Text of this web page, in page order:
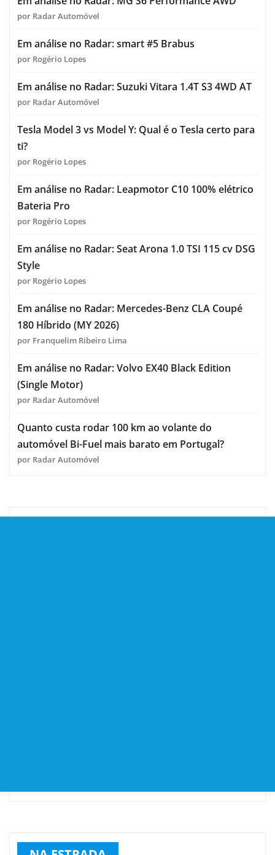
por Radar Automóvel
Em análise no Radar: smart #5 Brabus
por Rogério Lopes
Em análise no Radar: Suzuki Vitara 1.4T S3 4WD AT
por Radar Automóvel
Tesla Model 3 vs Model Y: Qual é o Tesla certo para
ti?
por Rogério Lopes
Em análise no Radar: Leapmotor C10 100% elétrico
Bateria Pro
por Rogério Lopes
Em análise no Radar: Seat Arona 1.0 TSI 115 cv DSG
Style
por Rogério Lopes
Em análise no Radar: Mercedes-Benz CLA Coupé
180 Híbrido (MY 2026)
por Franquelim Ribeiro Lima
Em análise no Radar: Volvo EX40 Black Edition
(Single Motor)
por Radar Automóvel
Quanto custa rodar 100 km ao volante do
automóvel Bi-Fuel mais barato em Portugal?
por Radar Automóvel